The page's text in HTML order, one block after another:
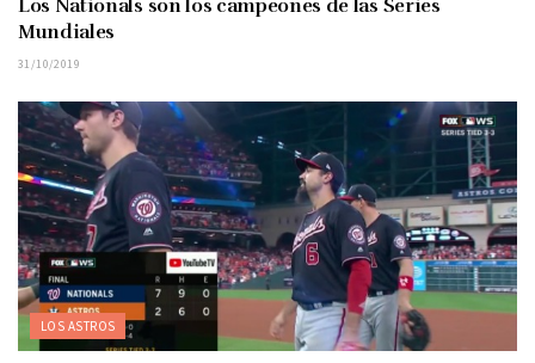
Los Nationals son los campeones de las Series
Mundiales
31/10/2019
LOS ASTROS